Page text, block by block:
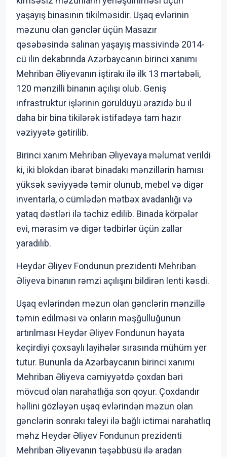
yaşayış binasının tikilməsidir. Uşaq evlərinin
məzunu olan gənclər üçün Masazır
qəsəbəsində salınan yaşayış massivində 2014-
cü ilin dekabrında Azərbaycanın birinci xanımı
Mehriban Əliyevanın iştirakı ilə ilk 13 mərtəbəli,
120 mənzilli binanın açılışı olub. Geniş
infrastruktur işlərinin görüldüyü ərazidə bu il
daha bir bina tikilərək istifadəyə tam hazır
vəziyyətə gətirilib.
Birinci xanım Mehriban Əliyevaya məlumat verildi
ki, iki blokdan ibarət binadakı mənzillərin hamısı
yüksək səviyyədə təmir olunub, mebel və digər
inventarla, o cümlədən mətbəx avadanlığı və
yataq dəstləri ilə təchiz edilib. Binada körpələr
evi, mərasim və digər tədbirlər üçün zallar
yaradılıb.
Heydər Əliyev Fondunun prezidenti Mehriban
Əliyeva binanın rəmzi açılışını bildirən lenti kəsdi.
Uşaq evlərindən məzun olan gənclərin mənzillə
təmin edilməsi və onların məşğulluğunun
artırılması Heydər Əliyev Fondunun həyata
keçirdiyi çoxsaylı layihələr sırasında mühüm yer
tutur. Bununla da Azərbaycanın birinci xanımı
Mehriban Əliyeva cəmiyyətdə çoxdan bəri
mövcud olan narahatlığa son qoyur. Çoxdandır
həllini gözləyən uşaq evlərindən məzun olan
gənclərin sonrakı taleyi ilə bağlı ictimai narahatlıq
məhz Heydər Əliyev Fondunun prezidenti
Mehriban Əliyevanın təşəbbüsü ilə aradan